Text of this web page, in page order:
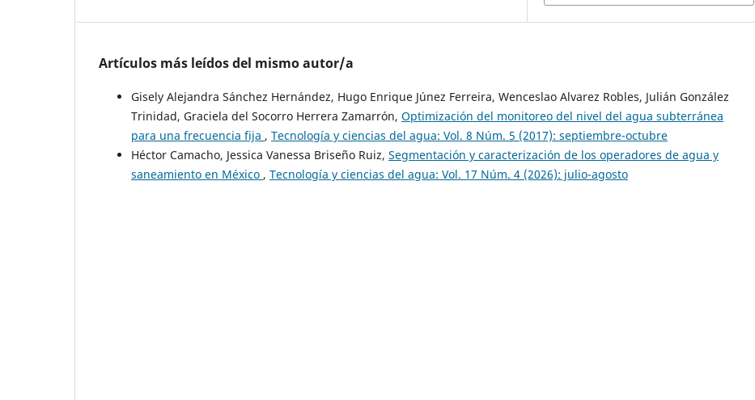
Artículos más leídos del mismo autor/a
Gisely Alejandra Sánchez Hernández, Hugo Enrique Júnez Ferreira, Wenceslao Alvarez Robles, Julián González
Trinidad, Graciela del Socorro Herrera Zamarrón, Optimización del monitoreo del nivel del agua subterránea
para una frecuencia fija , Tecnología y ciencias del agua: Vol. 8 Núm. 5 (2017): septiembre-octubre
Héctor Camacho, Jessica Vanessa Briseño Ruiz, Segmentación y caracterización de los operadores de agua y
saneamiento en México , Tecnología y ciencias del agua: Vol. 17 Núm. 4 (2026): julio-agosto